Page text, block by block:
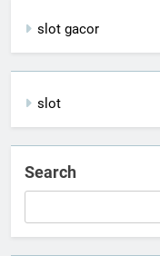
slot gacor
slot
Search